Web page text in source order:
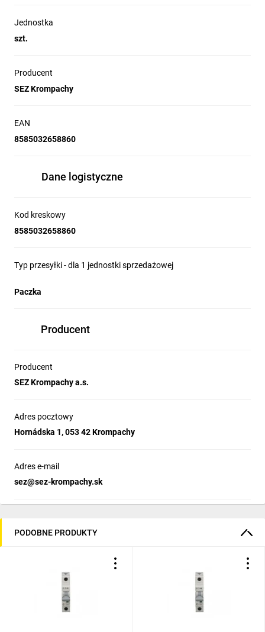
Jednostka
szt.
Producent
SEZ Krompachy
EAN
8585032658860
Dane logistyczne
Kod kreskowy
8585032658860
Typ przesyłki - dla 1 jednostki sprzedażowej
Paczka
Producent
Producent
SEZ Krompachy a.s.
Adres pocztowy
Hornádska 1, 053 42 Krompachy
Adres e-mail
sez@sez-krompachy.sk
PODOBNE PRODUKTY